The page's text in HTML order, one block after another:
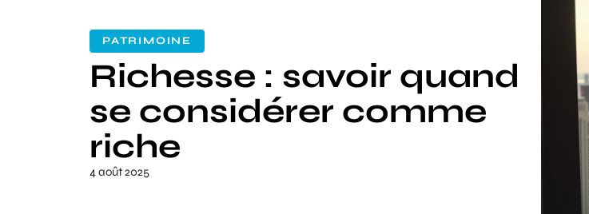
PATRIMOINE
Richesse : savoir quand
se considérer comme
riche
4 août 2025